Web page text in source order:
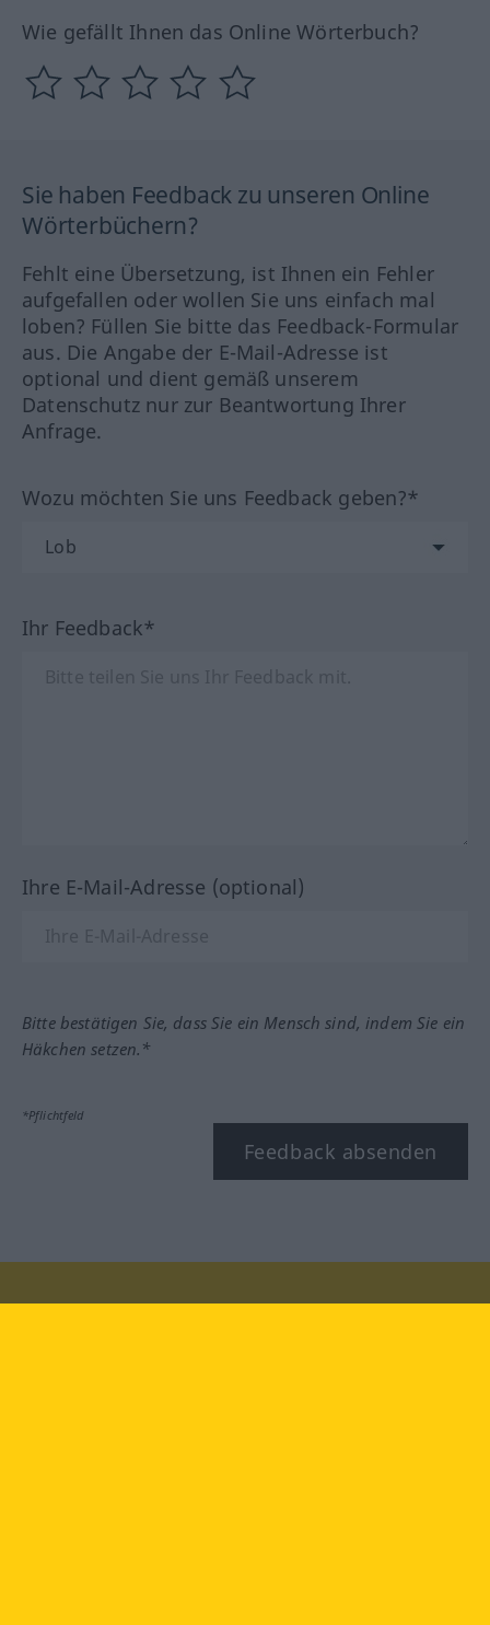
Wie gefällt Ihnen das Online Wörterbuch?
Sie haben Feedback zu unseren Online
Wörterbüchern?
Fehlt eine Übersetzung, ist Ihnen ein Fehler
aufgefallen oder wollen Sie uns einfach mal
loben? Füllen Sie bitte das Feedback-Formular
aus. Die Angabe der E-Mail-Adresse ist
optional und dient gemäß unserem
Datenschutz nur zur Beantwortung Ihrer
Anfrage.
Wozu möchten Sie uns Feedback geben?*
Ihr Feedback*
Ihre E-Mail-Adresse (optional)
Bitte bestätigen Sie, dass Sie ein Mensch sind, indem Sie ein
Häkchen setzen.*
*Pflichtfeld
Feedback absenden